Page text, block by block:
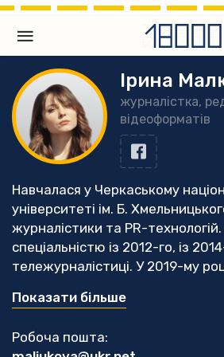
Ірина
журналістка,
відеоформатів
Навчалася у Черкаському
університеті ім. Б.
журналістики та PR-
спеціальністю із 2012-го, із
тележурналістиці. У 2019-му
регіонального телеканалу - у
Відтоді пройшла низку тренінгів
Показати більше
Робоча пошта: